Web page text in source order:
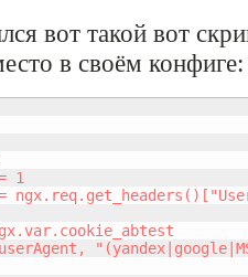
вот такой вот
в своём конфиге: